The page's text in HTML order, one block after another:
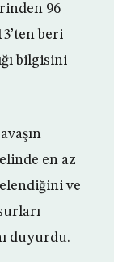
96
beri
bilgisini
en az
ve
duyurdu.